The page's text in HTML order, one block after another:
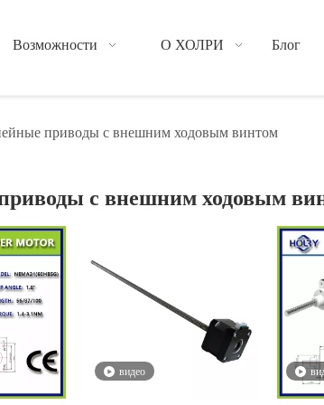
Возможности О ХОЛРИ Блог
приводы с внешним ходовым винтом
с внешним ходовым
видео